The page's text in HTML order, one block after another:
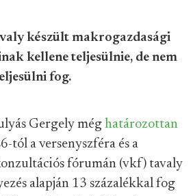
készült makrogazdasági
kellene teljesülnie, de nem
fog.
Gergely még határozottan
tól a versenyszféra és a
fórumán (vkf) tavaly
alapján 13 százalékkal fog